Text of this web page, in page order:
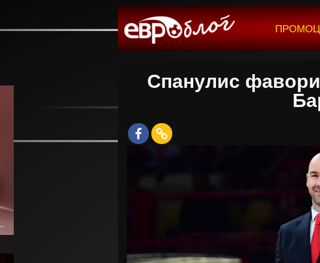
Спанулис